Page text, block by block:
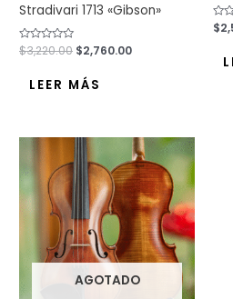
Stradivari 1713 «Gibson»
Valorado
con
$3,220.00 $2,760.00
LEER MÁS
con
$
AGOTADO